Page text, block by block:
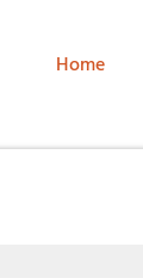
Home